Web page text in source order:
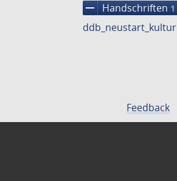
remove Handschriften 1
ddb_neustart_kultur
Feedback